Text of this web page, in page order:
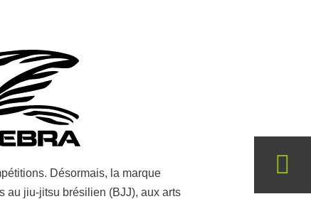
Désormais, la marque
au jiu-jitsu brésilien (BJJ), aux arts